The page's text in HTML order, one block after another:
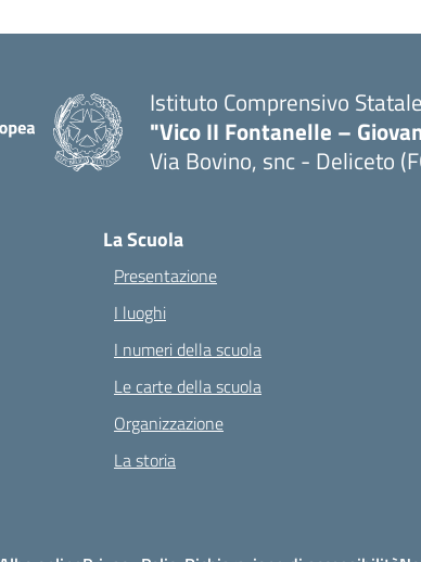
Istituto Comprensivo Statale
"Vico II Fontanelle –
Via Bovino, snc - Deliceto
La Scuola
Presentazione
I luoghi
I numeri della scuola
Le carte della scuola
Organizzazione
La storia